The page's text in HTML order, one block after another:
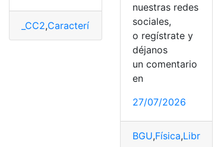
_CC2,Características Control,Educación Física
nuestras redes
sociales,
o regístrate y
déjanos
un comentario
en
27/07/2026
BGU,Física,Libro